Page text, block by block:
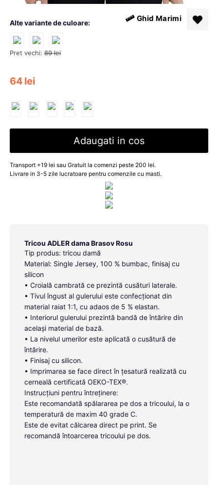
Pret vechi: 89 lei
64 lei
Alte variante de culoare: Ghid Marimi
Adaugati in cos
Transport +19 lei sau Gratuit la comenzi peste 200 lei.
Livrare in 3-5 zile lucratoare pentru comenzile cu masti.
Tricou ADLER dama Brasov Rosu
Tip produs: tricou damă
Material: Single Jersey, 100 % bumbac, finisaj cu
silicon
• Croială cambrată ce prezintă cusături laterale.
• Tivul îngust al gulerului este confecționat din
material raiat 1:1, cu adaos de 5 % elastan.
• Interiorul gulerului prezintă bandă de întărire din
același material de bază.
• La nivelul umerilor este aplicată o cusătură de
întărire.
• Finisaj cu silicon.
• Imprimarea se face direct în țesatură realizată cu
cerneală certificată OEKO-TEX®.
Instrucțiuni pentru întreținere:
Este recomandată spălararea pe dos a tricoului, la o
temperatură de maxim 40 grade C.
Este de evitat călcarea direct pe print. Se
recomandă întoarcerea tricoului pe dos.